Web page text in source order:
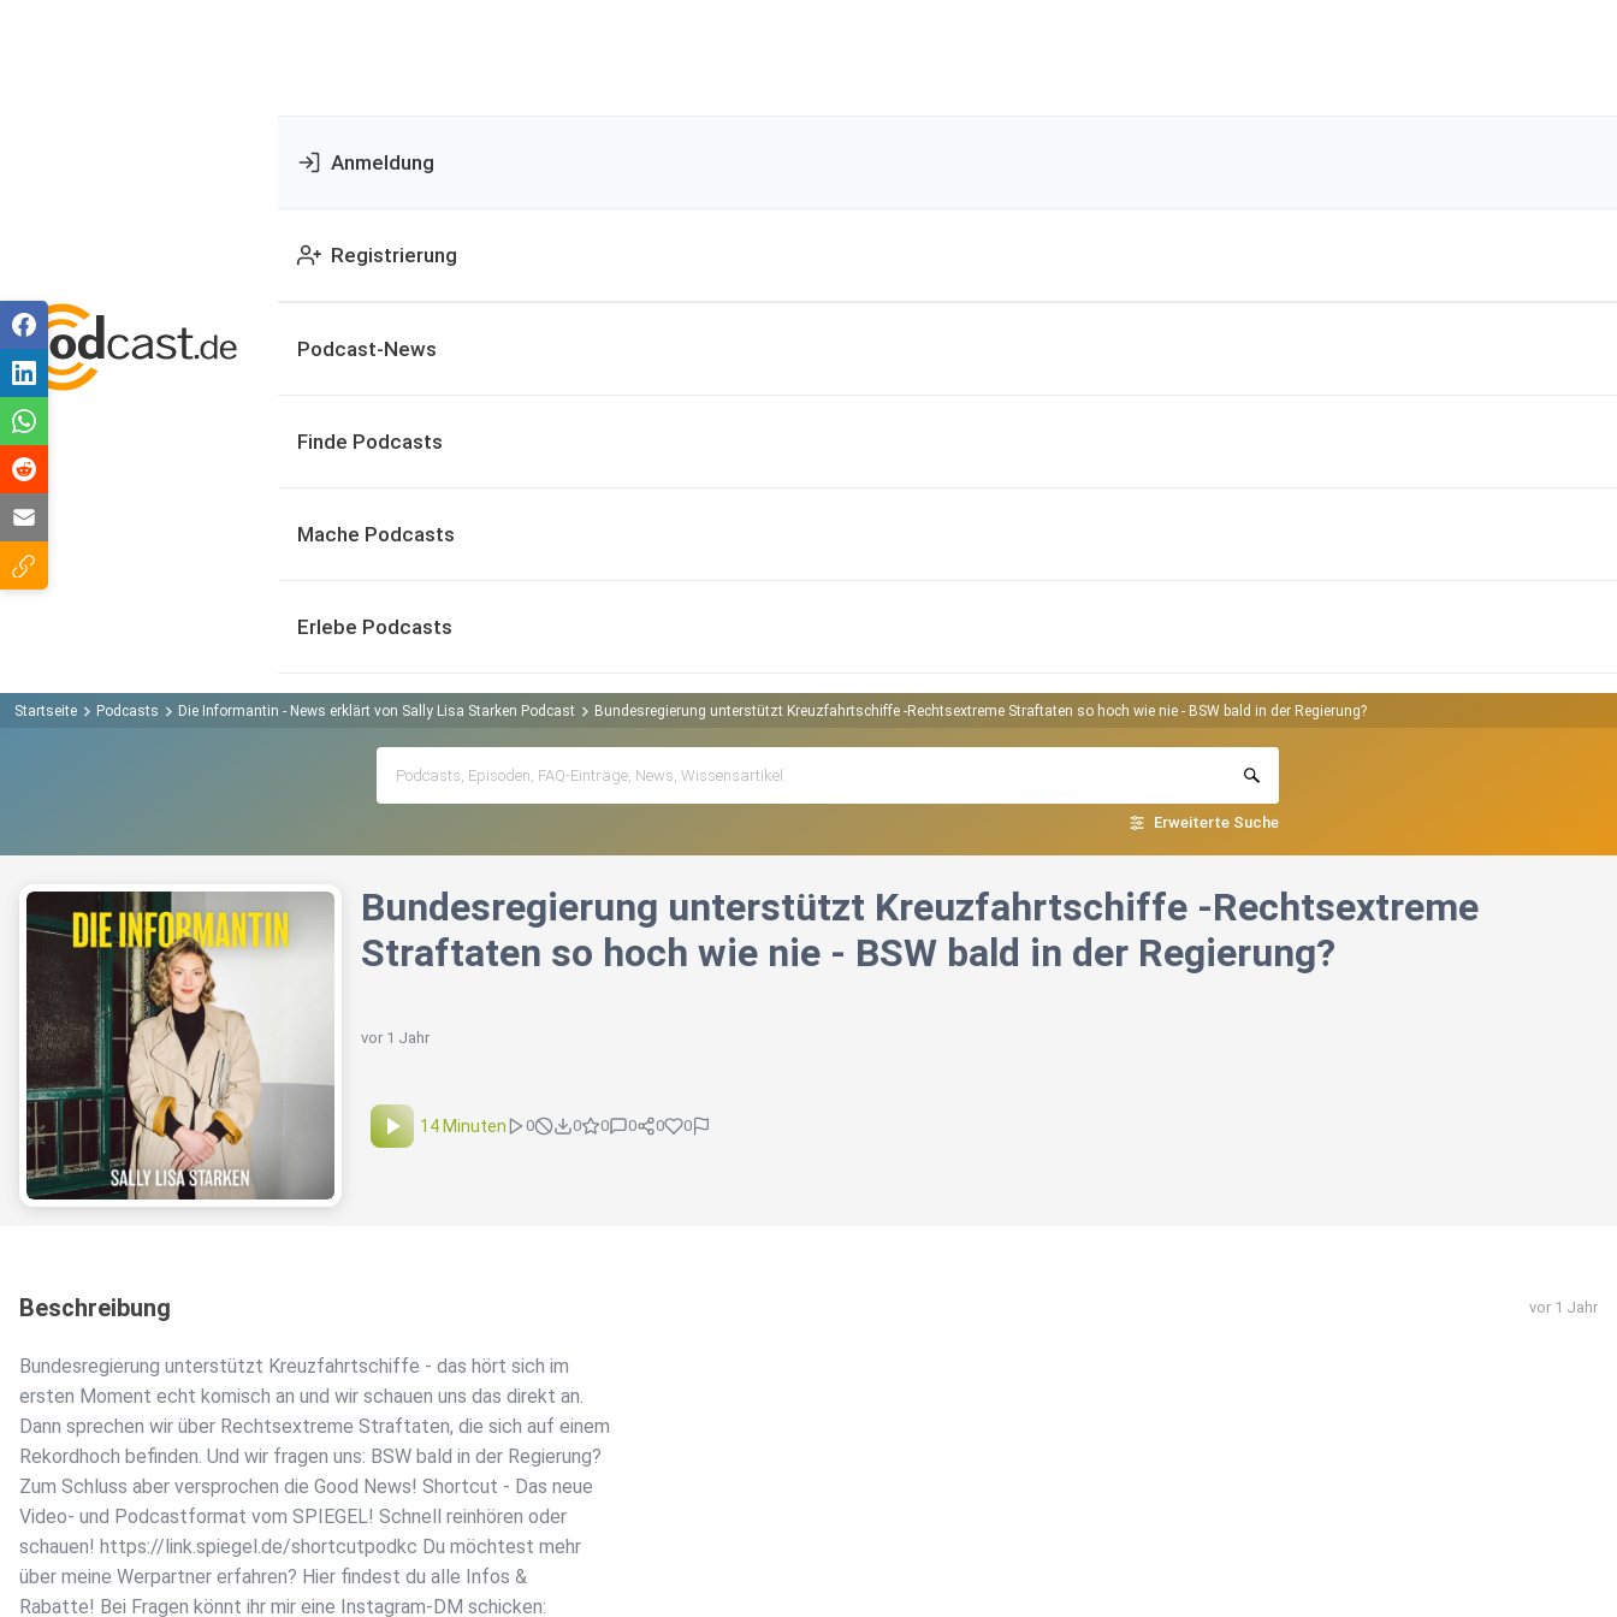
Anmeldung
Registrierung
Podcast-News
Finde Podcasts
Mache Podcasts
Erlebe Podcasts
Startseite Podcasts Die Informantin - News erklärt von Sally Lisa Starken Podcast Bundesregierung unterstützt Kreuzfahrtschiffe -Rechtsextreme Straftaten so hoch wie nie - BSW bald in der Regierung?
Erweiterte Suche
Bundesregierung unterstützt Kreuzfahrtschiffe -Rechtsextreme
Straftaten so hoch wie nie - BSW bald in der Regierung?
vor 1 Jahr
14 Minuten 0 0 0 0 0 0
Beschreibung vor 1 Jahr
Bundesregierung unterstützt Kreuzfahrtschiffe - das hört sich im
ersten Moment echt komisch an und wir schauen uns das direkt an.
Dann sprechen wir über Rechtsextreme Straftaten, die sich auf einem
Rekordhoch befinden. Und wir fragen uns: BSW bald in der Regierung?
Zum Schluss aber versprochen die Good News! Shortcut - Das neue
Video- und Podcastformat vom SPIEGEL! Schnell reinhören oder
schauen! https://link.spiegel.de/shortcutpodkc Du möchtest mehr
über meine Werpartner erfahren? Hier findest du alle Infos &
Rabatte! Bei Fragen könnt ihr mir eine Instagram-DM schicken: